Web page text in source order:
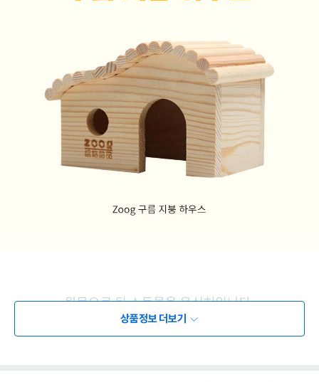
상품정보 더보기